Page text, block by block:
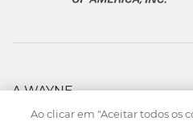
A WAYNE
PRODUTOS
Ao clicar em "Aceitar todos os